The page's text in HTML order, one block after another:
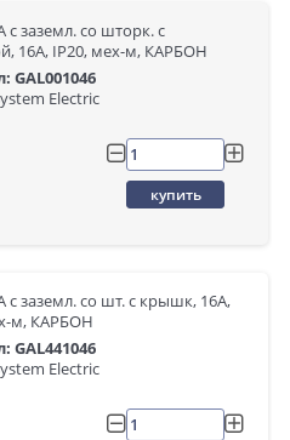
с заземл. со шторк. с
16А, IP20, мех-м, КАРБОН
GAL001046
Electric
купить
с заземл. со шт. с крышк, 16А,
м, КАРБОН
GAL441046
Electric